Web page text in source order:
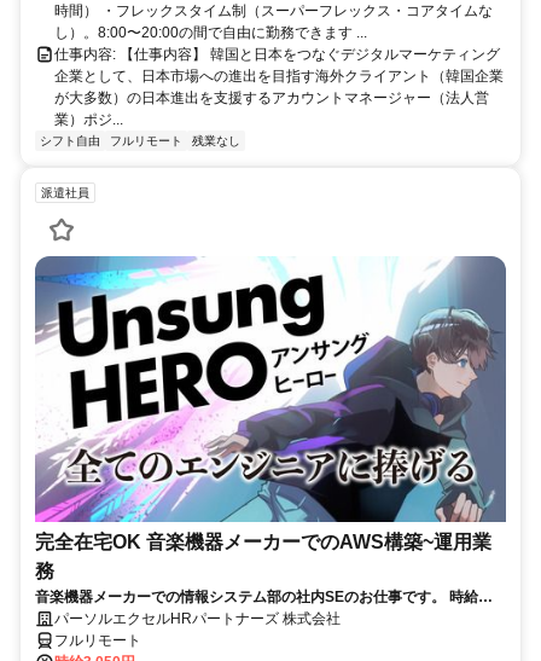
時間） ・フレックスタイム制（スーパーフレックス・コアタイムな
し）。8:00〜20:00の間で自由に勤務できます ...
仕事内容: 【仕事内容】 韓国と日本をつなぐデジタルマーケティング
企業として、日本市場への進出を目指す海外クライアント（韓国企業
が大多数）の日本進出を支援するアカウントマネージャー（法人営
業）ポジ...
シフト自由 フルリモート 残業なし
派遣社員
完全在宅OK 音楽機器メーカーでのAWS構築~運用業
務
音楽機器メーカーでの情報システム部の社内SEのお仕事です。 時給
3050円！基本はフル在宅が可能です！ （状況によって出社有り） AWS
構築の上流工程にも携われます！ご本人負担が約4割でとってもお得な
パーソルエクセルHRパートナーズ 株式会社
フルリモート